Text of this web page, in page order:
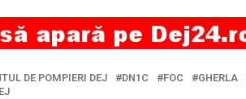
DE POMPIERI DEJ DN1C FOC GHERLA